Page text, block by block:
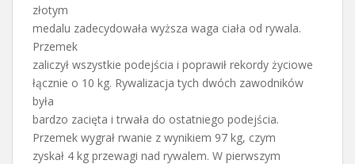
złotym
medalu zadecydowała wyższa waga ciała od rywala.
Przemek
zaliczył wszystkie podejścia i poprawił rekordy życiowe
łącznie o 10 kg. Rywalizacja tych dwóch zawodników
była
bardzo zacięta i trwała do ostatniego podejścia.
Przemek wygrał rwanie z wynikiem 97 kg, czym
zyskał 4 kg przewagi nad rywalem. W pierwszym